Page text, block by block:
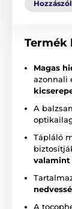
Termék
Magas
azonnali
A
Tápláló
valamint
A